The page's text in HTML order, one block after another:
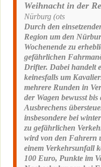
Weihnacht in der
Nürburg (ots
Durch den
Region um den
Wochenende zu
gefährlichen
Drifter. Dabei handelt
keinesfalls um
mehrere Runden in
der Wagen bewusst bis
Ausbrechens
insbesondere bei
zu gefährlichen
wird von den Fahrern
einem Verkehrsunfall
100 Euro, Punkte im